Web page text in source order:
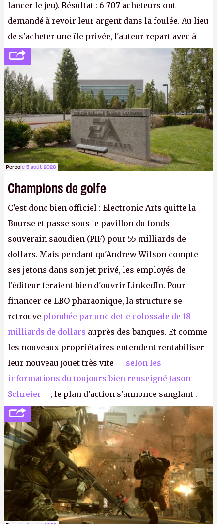
lancer le jeu). Résultat : 6 707 acheteurs ont
demandé à revoir leur argent dans la foulée. Au lieu
de s'acheter une île privée, l'auteur repart avec à
peine 2 000 dollars en poche. C'est toujours plus
cher payé que le temps passé à dev, mais ça
apprendra aux petits malins qu'on ne braque pas
Gabe Newell aussi facilement.P.
Percole 5 août 2026
Champions de golfe
C'est donc bien officiel : Electronic Arts quitte la
Bourse et passe sous le pavillon du fonds
souverain saoudien (PIF) pour 55 milliards de
dollars. Mais pendant qu'Andrew Wilson compte
ses jetons dans son jet privé, les employés de
l'éditeur feraient bien d'ouvrir LinkedIn. Pour
financer ce LBO pharaonique, la structure se
retrouve plombée par une dette colossale de 18
milliards de dollars auprès des banques. Et comme
les nouveaux propriétaires entendent rentabiliser
leur nouveau jouet très vite — selon les
informations du toujours bien renseigné Jason
Schreier —, le plan d'action s'annonce sanglant :
réductions de coûts drastiques, fermetures de
studios et licenciements massifs. En gros, essorer
FCetBattlefield, puis virer le reste.P.